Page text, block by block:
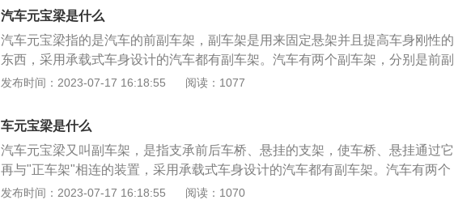
驾驶室。车辆的气囊被弹出，机动车辆出现了切割焊接等情况都是属于事故车
辆。元宝梁发生形变的车辆其主车架大概率也会发生形变。元宝梁可以有效增加
车辆底盘的强度，更换元宝梁或修复元宝梁之后车辆的车身强度肯定会不如从前
了，所以当发现二手车商出售更换过元宝梁的车时，应该注意。因为不同车型的
保值率和事故严重程度都不一样。更换过元宝梁后的车型在安全性上很难得到保
汽车元宝梁是什么
汽车元宝梁指的是汽车的前副车架，副车架是用来固定悬架并且提高车身刚性的
东西，采用承载式车身设计的汽车都有副车架。汽车有两个副车架，分别是前副
车架和后副车架，副车架可以固定悬架，还可以承托发动机与变速箱。汽车元宝
变速箱的作用。2、连接保护作用：汽车元宝梁还具有一定的连接保护作用，它
可以通过横向连接车体，增加车身强度，也可以一定程度保护油底壳，发动机等
不至于受到直接的碰撞。3、阻隔振动和噪声：汽车元宝梁还能一定程度的阻隔
汽车的震动和噪音，使得不至于直接进入到车厢，大多数豪华轿车和越野车都有
配置，有些汽车引擎也装有元宝梁。
发布时间：2023-07-17 16:18:55 阅读：1077
车元宝梁是什么
汽车元宝梁又叫副车架，是指支承前后车桥、悬挂的支架，使车桥、悬挂通过它
再与"正车架"相连的装置，采用承载式车身设计的汽车都有副车架。汽车有两个
副车架，分别是前副车架和后副车架，副车架可以固定悬架，还可以承托发动机
发布时间：2023-07-17 16:18:55 阅读：1070